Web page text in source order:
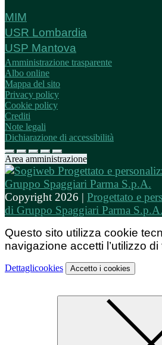
MIM
USR Lombardia
USP Mantova
Amministrazione trasparente
Albo online
Mappa del sito
Privacy policy
Cookie policy
Crediti
Note legali
Dichiarazione di accessibilità
Area amministrazione
Copyright 2026 | Progettato e
di Gruppo Spaggiari Parma S.p.A.
Questo sito utilizza cookie
navigazione accetti l’utilizzo
Dettaglicookies Accetto i cookies